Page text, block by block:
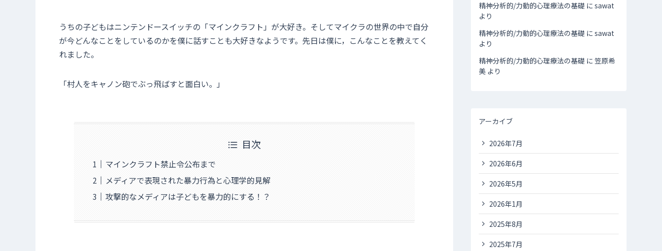
うちの子どもはニンテンドースイッチの「マインクラフト」が大好き。そしてマイクラの世界の中で自分
が今どんなことをしているのかを僕に話すことも大好きなようです。先日は僕に，こんなことを教えてく
れました。
「村人をキャノン砲でぶっ飛ばすと面白い。」
目次
マインクラフト禁止令公布まで
メディアで表現された暴力行為と心理学的見解
攻撃的なメディアは子どもを暴力的にする！？
精神分析的/力動的心理療法の基礎 に sawat
より
精神分析的/力動的心理療法の基礎 に sawat
より
精神分析的/力動的心理療法の基礎 に 笠原希
美 より
アーカイブ
2026年7月
2026年6月
2026年5月
2026年1月
2025年8月
2025年7月